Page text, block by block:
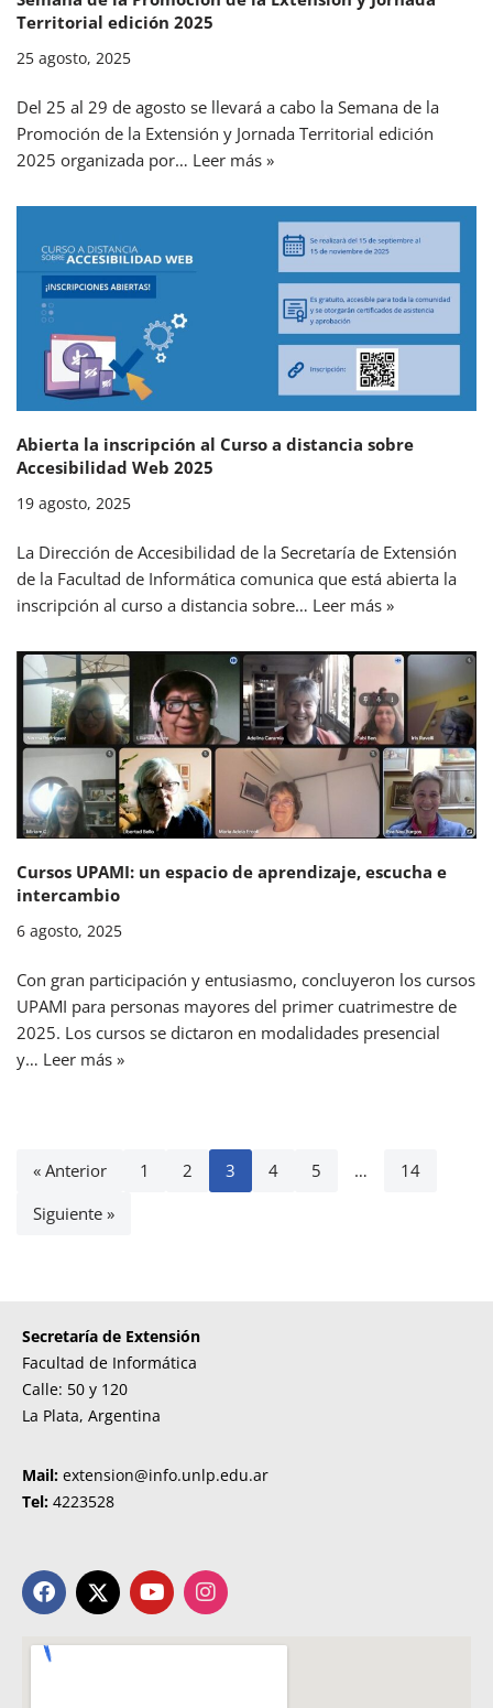
Territorial edición 2025
25 agosto, 2025
Del 25 al 29 de agosto se llevará a cabo la Semana de la
Promoción de la Extensión y Jornada Territorial edición
2025 organizada por… Leer más »
Abierta la inscripción al Curso a distancia sobre
Accesibilidad Web 2025
19 agosto, 2025
La Dirección de Accesibilidad de la Secretaría de Extensión
de la Facultad de Informática comunica que está abierta la
inscripción al curso a distancia sobre… Leer más »
Cursos UPAMI: un espacio de aprendizaje, escucha e
intercambio
6 agosto, 2025
Con gran participación y entusiasmo, concluyeron los cursos
UPAMI para personas mayores del primer cuatrimestre de
2025. Los cursos se dictaron en modalidades presencial
y… Leer más »
« Anterior 1 2 3 4 5 …
14
Siguiente »
Secretaría de Extensión
Facultad de Informática
Calle: 50 y 120
La Plata, Argentina
Mail: extension@info.unlp.edu.ar
Tel: 4223528